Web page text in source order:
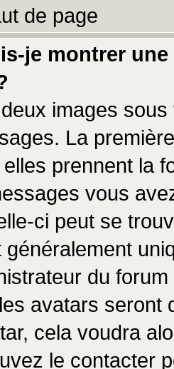
de page
je montrer
images
La
prennent la
vous
ci peut se
généralement
du
avatars seront
cela voudra
le contacter